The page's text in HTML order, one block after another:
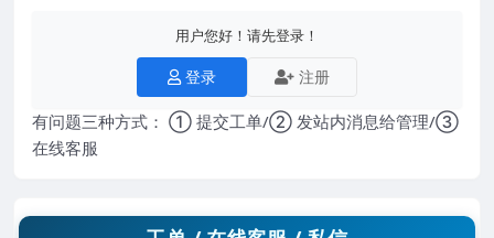
用户您好！请先登录！
登录 注册
有问题三种方式： ① 提交工单/② 发站内消息给管理/③
在线客服